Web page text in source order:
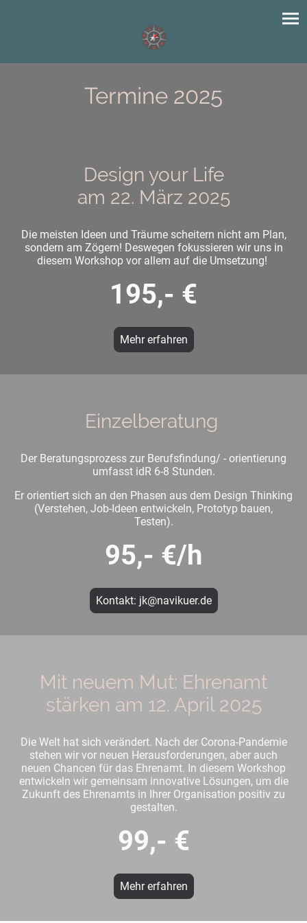
Termine 2025
Design your Life
am 22. März 2025
Die meisten Ideen und Träume scheitern nicht am Plan,
sondern am Zögern! Deswegen fokussieren wir uns in
diesem Workshop vor allem auf die Umsetzung!
195,- €
Mehr erfahren
Einzelberatung
Der Beratungsprozess zur Berufsfindung/ - orientierung
umfasst idR 6-8 Stunden.
Er orientiert sich an den Phasen aus dem Design Thinking
(Verstehen, Job-Ideen entwickeln, Prototyp bauen,
Testen).
95,- €/h
Kontakt: jk@navikuer.de
Mit neuem Mut: Ehrenamt
stärken am 12. April 2025
Die Welt hat sich verändert. Nach der Corona-Pandemie
stehen wir vor neuen Herausforderungen, aber auch
neuen Chancen für das Ehrenamt. In diesem Workshop
entwickeln wir gemeinsam innovative Lösungen, um die
Zukunft des Ehrenamts in Ihrer Organisation positiv zu
gestalten.
99,- €
Mehr erfahren